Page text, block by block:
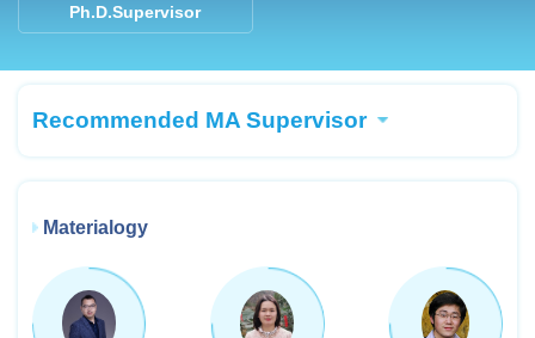
Ph.D.Supervisor
Recommended MA Supervisor
Materialogy